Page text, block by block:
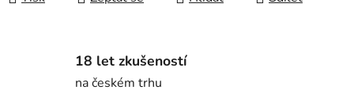
18 let zkušeností
na českém trhu